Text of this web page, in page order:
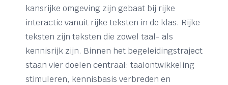
kansrijke omgeving zijn gebaat bij rijke
interactie vanuit rijke teksten in de klas. Rijke
teksten zijn teksten die zowel taal- als
kennisrijk zijn. Binnen het begeleidingstraject
staan vier doelen centraal: taalontwikkeling
stimuleren, kennisbasis verbreden en